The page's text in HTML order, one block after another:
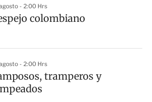
- 2:00 Hrs
colombiano
- 2:00 Hrs
tramperos y